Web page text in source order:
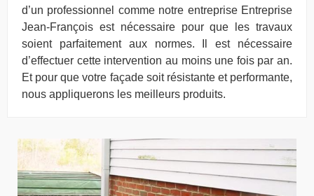
d’un professionnel comme notre entreprise Entreprise
Jean-François est nécessaire pour que les travaux
soient parfaitement aux normes. Il est nécessaire
d’effectuer cette intervention au moins une fois par an.
Et pour que votre façade soit résistante et performante,
nous appliquerons les meilleurs produits.